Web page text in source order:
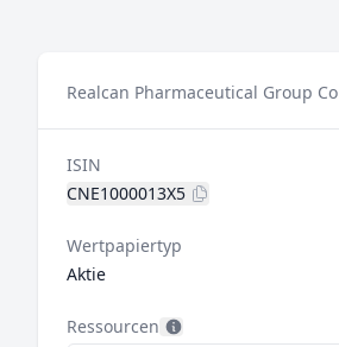
Realcan Pharmaceutical Group
ISIN
CNE1000013X5
Wertpapiertyp
Aktie
Ressourcen